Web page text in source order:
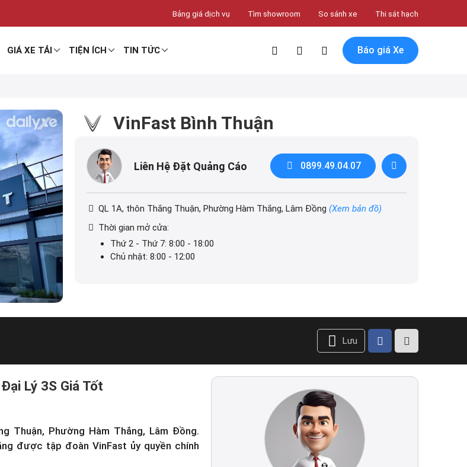
Bảng giá dịch vụ Tìm showroom So sánh xe Thi sát hạch
GIÁ XE TẢI TIỆN ÍCH TIN TỨC Báo giá Xe
VinFast Bình Thuận
Liên Hệ Đặt Quảng Cáo 0899.49.04.07
QL 1A, thôn Thắng Thuận, Phường Hàm Thắng, Lâm Đồng (Xem bản đồ)
Thời gian mở cửa:
Thứ 2 - Thứ 7: 8:00 - 18:00
Chủ nhật: 8:00 - 12:00
Lưu
Lý 3S Giá Tốt
Thuận, Phường Hàm Thắng, Lâm Đồng.
được tập đoàn VinFast ủy quyền chính